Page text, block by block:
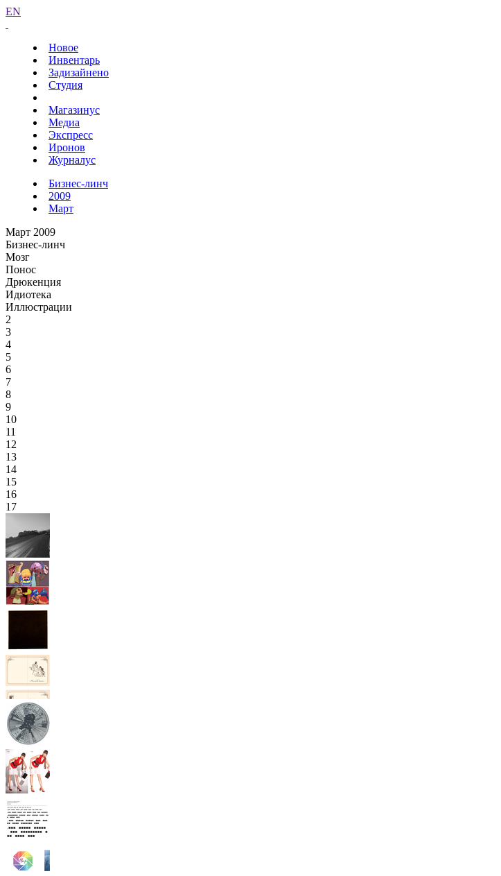
EN
Новое
Инвентарь
Задизайнено
Студия
Магазинус
Медиа
Экспресс
Иронов
Журналус
Бизнес-линч
2009
Март
Март 2009
Бизнес-линч
Мозг
Понос
Дрюкенция
Идиотека
Иллюстрации
2
3
4
5
6
7
8
9
10
11
12
13
14
15
16
17